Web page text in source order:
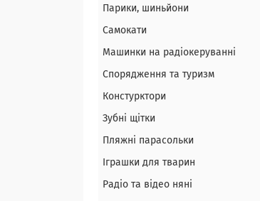
Парики, шиньйони
Самокати
Машинки на радіокеруванні
Спорядження та туризм
Констурктори
Зубні щітки
Пляжні парасольки
Іграшки для тварин
Радіо та відео няні